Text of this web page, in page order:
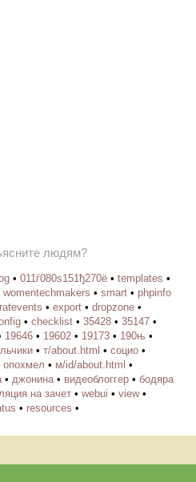
людям?
• 011ѓ080ѕ151ђ270ё • templates •
womentechmakers • smart • phpinfo
• export • dropzone •
• checklist • 35428 • 35147 •
19646 • 19602 • 19173 • 190њ •
• т/about.html • социо •
опохмел • м/id/about.html •
• джонина • видеоблоггер • бодяра
на зачет • webui • view•
• resources •